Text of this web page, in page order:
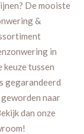
De mooiste
&
in
keuze tussen
gegarandeerd
naar
dan onze